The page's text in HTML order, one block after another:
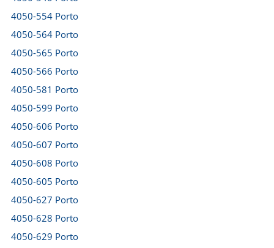
4050-554 Porto
4050-564 Porto
4050-565 Porto
4050-566 Porto
4050-581 Porto
4050-599 Porto
4050-606 Porto
4050-607 Porto
4050-608 Porto
4050-605 Porto
4050-627 Porto
4050-628 Porto
4050-629 Porto